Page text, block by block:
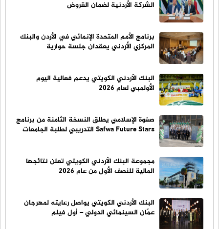
الشركة الأردنية لضمان القروض
برنامج الأمم المتحدة الإنمائي في الأردن والبنك
المركزي الأردني يعقدان جلسة حوارية
البنك الأردني الكويتي يدعم فعالية اليوم
الأولمبي لعام 2026
صفوة الإسلامي يطلق النسخة الثامنة من برنامج
Safwa Future Stars التدريبي لطلبة الجامعات
مجموعة البنك الأردني الكويتي تعلن نتائجها
المالية للنصف الأول من عام 2026
البنك الأردني الكويتي يواصل رعايته لمهرجان
عمّان السينمائي الدولي – أول فيلم